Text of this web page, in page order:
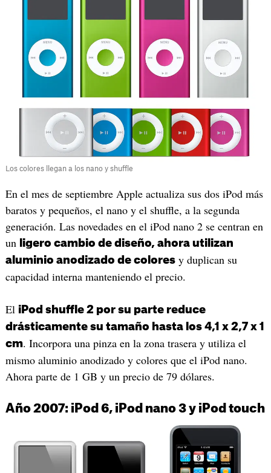
Los colores llegan a los nano y shuffle
En el mes de septiembre Apple actualiza sus dos iPod más
baratos y pequeños, el nano y el shuffle, a la segunda
generación. Las novedades en el iPod nano 2 se centran en
un
ligero cambio de diseño, ahora utilizan
aluminio anodizado de coloresy duplican su
capacidad interna manteniendo el precio.
El iPod shuffle 2 por su parte reduce
drásticamente su tamaño hasta los 4,1 x 2,7 x 1
cm. Incorpora una pinza en la zona trasera y utiliza el
mismo aluminio anodizado y colores que el iPod nano.
Ahora parte de 1 GB y un precio de 79 dólares.
Año 2007: iPod 6, iPod nano 3 y iPod touch